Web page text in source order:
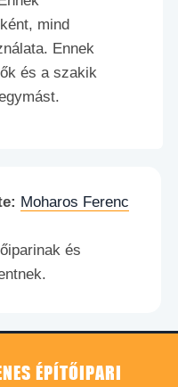
mind
Ennek
és a szakik
Moharos Ferenc
és
ÉPÍTŐIPARI